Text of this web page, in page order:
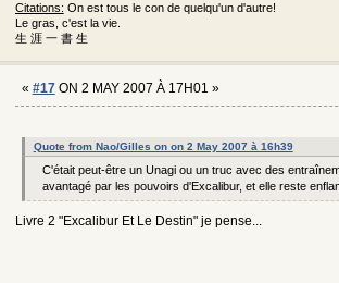
Citations: On est tous le con de quelqu'un d'autre!
Le gras, c'est la vie.
生 涯 一 書 生
« #17ON 2 MAY 2007 À 17H01 »
Quote from Nao/Gilles on on 2 May 2007 à 16h39
C'était peut-être un Unagi ou un truc avec des
avantagé par les pouvoirs d'Excalibur, et elle reste
Livre 2 "Excalibur Et Le Destin" je pense...